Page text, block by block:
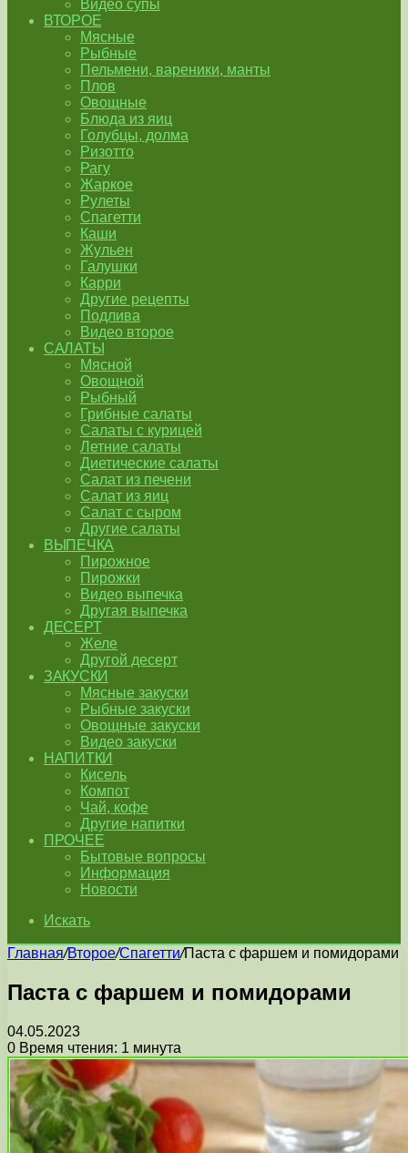
Видео супы
ВТОРОЕ
Мясные
Рыбные
Пельмени, вареники, манты
Плов
Овощные
Блюда из яиц
Голубцы, долма
Ризотто
Рагу
Жаркое
Рулеты
Спагетти
Каши
Жульен
Галушки
Карри
Другие рецепты
Подлива
Видео второе
САЛАТЫ
Мясной
Овощной
Рыбный
Грибные салаты
Салаты с курицей
Летние салаты
Диетические салаты
Салат из печени
Салат из яиц
Салат с сыром
Другие салаты
ВЫПЕЧКА
Пирожное
Пирожки
Видео выпечка
Другая выпечка
ДЕСЕРТ
Желе
Другой десерт
ЗАКУСКИ
Мясные закуски
Рыбные закуски
Овощные закуски
Видео закуски
НАПИТКИ
Кисель
Компот
Чай, кофе
Другие напитки
ПРОЧЕЕ
Бытовые вопросы
Информация
Новости
Искать
Главная/Второе/Спагетти/Паста с фаршем и помидорами
Паста с фаршем и помидорами
04.05.2023
0 Время чтения: 1 минута